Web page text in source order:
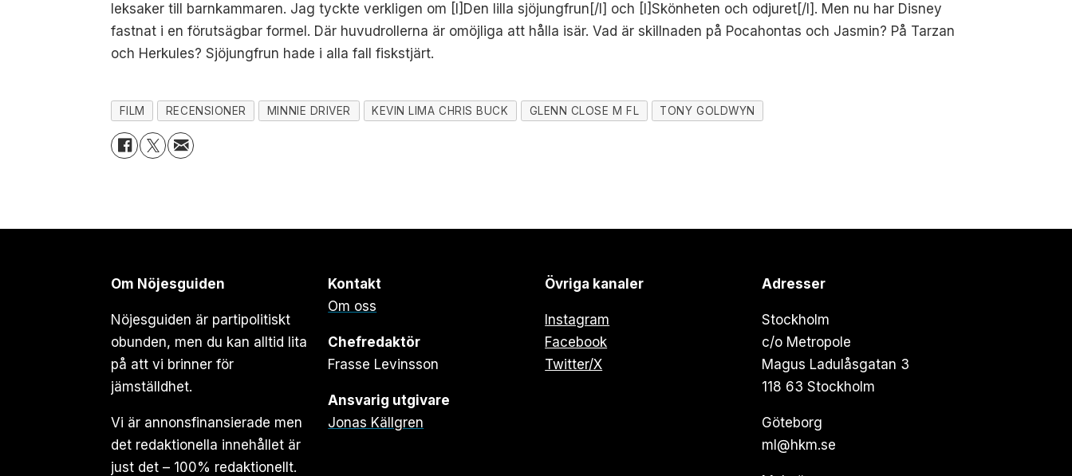
leksaker till barnkammaren. Jag tyckte verkligen om [I]Den lilla sjöjungfrun[/I] och [I]Skönheten och odjuret[/I]. Men nu har Disney
fastnat i en förutsägbar formel. Där huvudrollerna är omöjliga att hålla isär. Vad är skillnaden på Pocahontas och Jasmin? På Tarzan
och Herkules? Sjöjungfrun hade i alla fall fiskstjärt.
FILM RECENSIONER MINNIE DRIVER KEVIN LIMA CHRIS BUCK GLENN CLOSE M FL TONY GOLDWYN
Om Nöjesguiden
Nöjesguiden är partipolitiskt
obunden, men du kan alltid lita
på att vi brinner för
jämställdhet.
Vi är annonsfinansierade men
det redaktionella innehållet är
just det – 100% redaktionellt.
Kontakt
Om oss
Chefredaktör
Frasse Levinsson
Ansvarig utgivare
Jonas Källgren
Övriga kanaler
Instagram
Facebook
Twitter/X
Adresser
Stockholm
c/o Metropole
Magus Ladulåsgatan 3
118 63 Stockholm
Göteborg
ml@hkm.se